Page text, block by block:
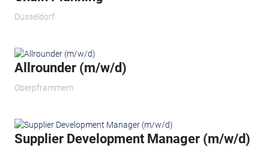
Düsseldorf
Allrounder (m/w/d)
Oberpframmern
Supplier Development Manager (m/w/d)